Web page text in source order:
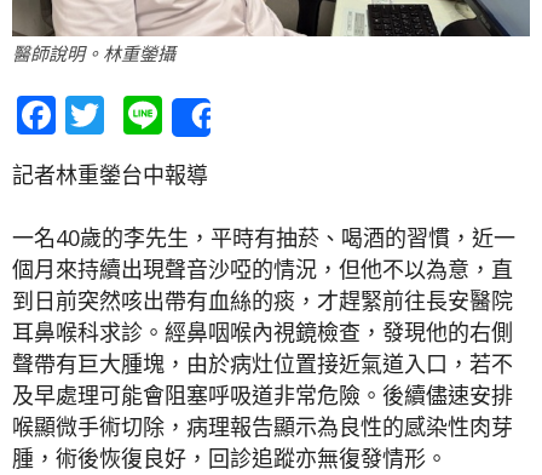
醫師說明。林重鎣攝
Facebook
Twitter
Line
記者林重鎣台中報導
一名40歲的李先生，平時有抽菸、喝酒的習慣，近一
個月來持續出現聲音沙啞的情況，但他不以為意，直
到日前突然咳出帶有血絲的痰，才趕緊前往長安醫院
耳鼻喉科求診。經鼻咽喉內視鏡檢查，發現他的右側
聲帶有巨大腫塊，由於病灶位置接近氣道入口，若不
及早處理可能會阻塞呼吸道非常危險。後續儘速安排
喉顯微手術切除，病理報告顯示為良性的感染性肉芽
腫，術後恢復良好，回診追蹤亦無復發情形。